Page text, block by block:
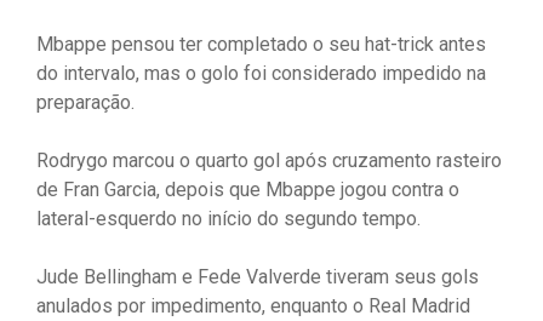
Mbappe pensou ter completado o seu hat-trick antes
do intervalo, mas o golo foi considerado impedido na
preparação.
Rodrygo marcou o quarto gol após cruzamento rasteiro
de Fran Garcia, depois que Mbappe jogou contra o
lateral-esquerdo no início do segundo tempo.
Jude Bellingham e Fede Valverde tiveram seus gols
anulados por impedimento, enquanto o Real Madrid